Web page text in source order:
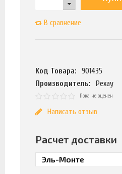
В сравнение
Код Товара:
901435
Производитель:
Рехау
Пока не оценен
Написать отзыв
Расчет доставки